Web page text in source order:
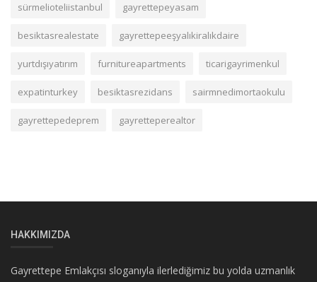
sürmelioteliistanbul gayrettepeyasam
besiktasrealestate gayrettepeeşyalıkiralıkdaire
yurtdışıyatırım furnitureapartments ticarigayrimenkul
expatinturkey besiktasrezidans sairmnedimortaokulu
gayrettepedeprem gayretteperealtor
HAKKIMIZDA
Gayrettepe Emlakçısı sloganıyla ilerlediğimiz bu yolda uzmanlık